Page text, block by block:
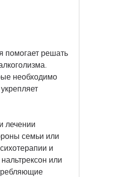
помогает решать
необходимо
лечении
семьи или
и
или